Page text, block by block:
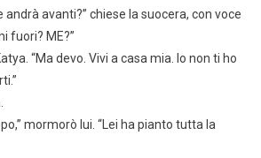
andrà avanti?” chiese la suocera, con voce
fuori? ME?”
“Ma devo. Vivi a casa mia. Io non ti ho
mormorò lui. “Lei ha pianto tutta la